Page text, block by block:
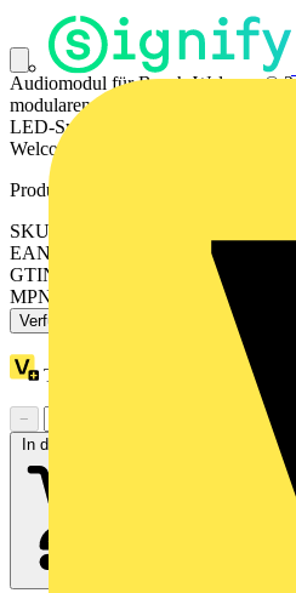
Audiomodul für Busch-Welcome®
modularen Außenstationsrahmen.
LED-Symbole (erfüllt DIN 18040).
Welcome® 2-Draht​
Produktkennzeichen
SKU: 2TMA200160A0027
EAN: 6955891815872
GTIN: 6955891815872
MPN: A251381A-A-03
Verfügbar: 3 Händler
Treuepunkte:
−
In den Warenkorb